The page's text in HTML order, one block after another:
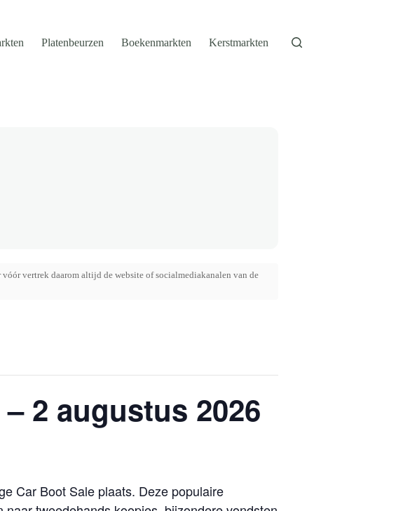
Platenbeurzen Boekenmarkten Kerstmarkten
vertrek daarom altijd de website of socialmediakanalen van de
2 augustus 2026
Car Boot Sale plaats. Deze populaire